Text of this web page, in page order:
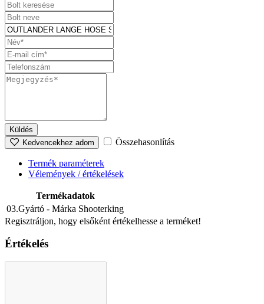
Küldés
Kedvencekhez adom
Összehasonlítás
Termék paraméterek
Vélemények / értékelések
Termékadatok
03.Gyártó - Márka Shooterking
Regisztráljon, hogy elsőként értékelhesse a terméket!
Értékelés